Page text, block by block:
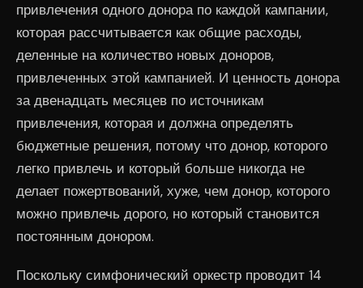
привлечения одного донора по каждой кампании,
которая рассчитывается как общие расходы,
деленные на количество новых доноров,
привлеченных этой кампанией. И ценность донора
за двенадцать месяцев по источникам
привлечения, которая и должна определять
бюджетные решения, потому что донор, которого
легко привлечь и который больше никогда не
делает пожертвований, хуже, чем донор, которого
можно привлечь дорого, но который становится
постоянным донором.
Поскольку симфонический оркестр проводит 14